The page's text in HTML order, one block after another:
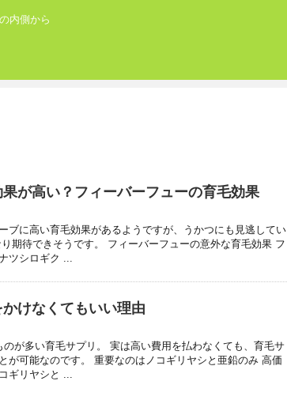
内側から
が高い？フィーバーフューの育毛効果
ブに高い育毛効果があるようですが、うかつにも見逃してい
期待できそうです。 フィーバーフューの意外な育毛効果 フ
ツシロギク ...
けなくてもいい理由
が多い育毛サプリ。 実は高い費用を払わなくても、育毛サ
が可能なのです。 重要なのはノコギリヤシと亜鉛のみ 高価
ギリヤシと ...